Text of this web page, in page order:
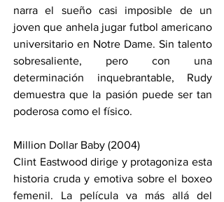
narra el sueño casi imposible de un
joven que anhela jugar futbol americano
universitario en Notre Dame. Sin talento
sobresaliente, pero con una
determinación inquebrantable, Rudy
demuestra que la pasión puede ser tan
poderosa como el físico.
Million Dollar Baby (2004)
Clint Eastwood dirige y protagoniza esta
historia cruda y emotiva sobre el boxeo
femenil. La película va más allá del